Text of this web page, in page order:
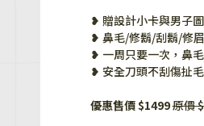
❥ 贈設計小卡與男子
❥ 鼻毛/修鬍/刮鬍/修
❥ 一周只要一次，鼻
❥ 安全刀頭不刮傷扯
優惠售價 $1499原價